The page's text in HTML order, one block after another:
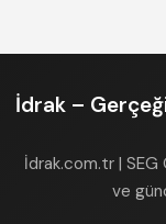
İdrak –
İdrak.com.tr | SEG
ve